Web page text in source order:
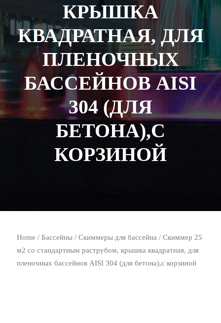
КРЫШКА
КВАДРАТНАЯ, ДЛЯ
ПЛЕНОЧНЫХ
БАССЕЙНОВ AISI
304 (ДЛЯ
БЕТОНА),С
КОРЗИНОЙ
Home /Бассейны /Скиммеры для бассейна / Скиммер 25
м2 со стандартным раструбом, крышка квадратная, для
пленочных бассейнов AISI 304 (для бетона),с корзиной